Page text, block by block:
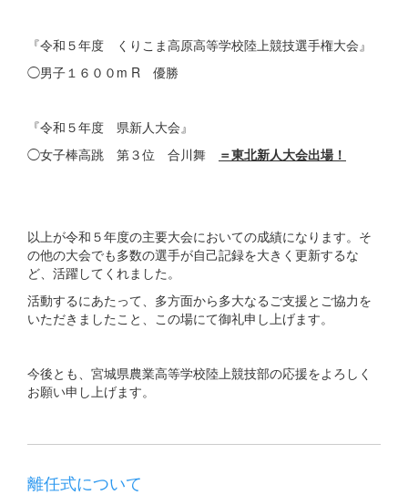
『令和５年度 くりこま高原高等学校陸上競技選手権大会』
◯男子１６００m R 優勝
『令和５年度 県新人大会』
◯女子棒高跳 第３位 合川舞
＝東北新人大会出場！
以上が令和５年度の主要大会においての成績になります。そ
の他の大会でも多数の選手が自己記録を大きく更新するな
ど、活躍してくれました。
活動するにあたって、多方面から多大なるご支援とご協力を
いただきましたこと、この場にて御礼申し上げます。
今後とも、宮城県農業高等学校陸上競技部の応援をよろしく
お願い申し上げます。
離任式について